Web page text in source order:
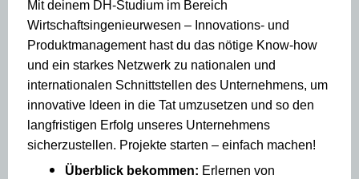
Mit deinem DH-Studium im Bereich
Wirtschaftsingenieurwesen – Innovations- und
Produktmanagement hast du das nötige Know-how
und ein starkes Netzwerk zu nationalen und
internationalen Schnittstellen des Unternehmens, um
innovative Ideen in die Tat umzusetzen und so den
langfristigen Erfolg unseres Unternehmens
sicherzustellen. Projekte starten – einfach machen!
Überblick bekommen: Erlernen von